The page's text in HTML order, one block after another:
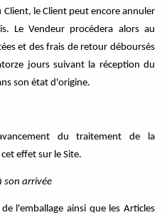
le Client peut encore annuler
Le Vendeur procédera alors au
et des frais de retour déboursés
jours suivant la réception du
son état d'origine.
du traitement de la
effet sur le Site.
son arrivée
l'emballage ainsi que les Articles